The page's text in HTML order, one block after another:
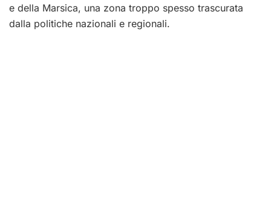
e della Marsica, una zona troppo spesso trascurata
dalla politiche nazionali e regionali.